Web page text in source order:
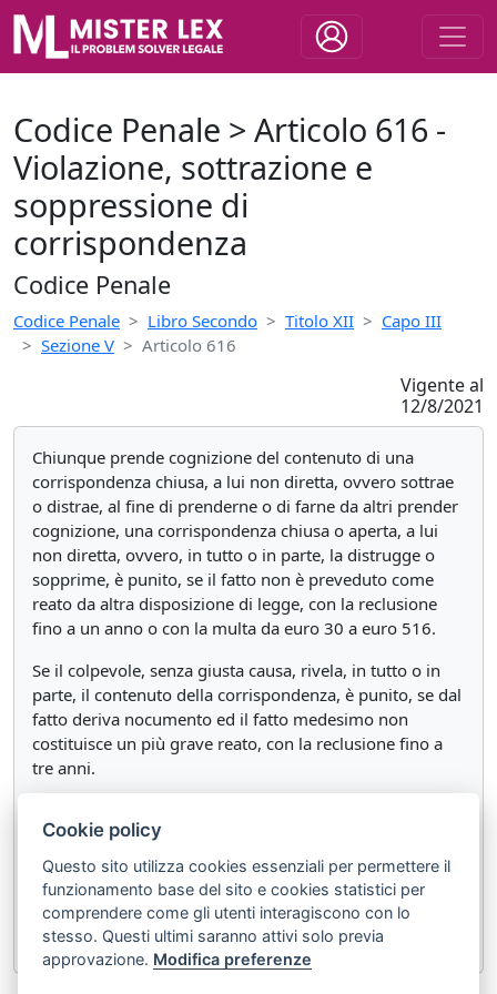
Codice Penale > Articolo 616 -
Violazione, sottrazione e
soppressione di
corrispondenza
Codice Penale
Codice Penale Libro Secondo Titolo XII
Capo III
Sezione V
Articolo 616
Vigente al
12/8/2021
Chiunque prende cognizione del contenuto di una
corrispondenza chiusa, a lui non diretta, ovvero sottrae
o distrae, al fine di prenderne o di farne da altri prender
cognizione, una corrispondenza chiusa o aperta, a lui
non diretta, ovvero, in tutto o in parte, la distrugge o
sopprime, è punito, se il fatto non è preveduto come
reato da altra disposizione di legge, con la reclusione
fino a un anno o con la multa da euro 30 a euro 516.
Se il colpevole, senza giusta causa, rivela, in tutto o in
parte, il contenuto della corrispondenza, è punito, se dal
fatto deriva nocumento ed il fatto medesimo non
costituisce un più grave reato, con la reclusione fino a
tre anni.
"corrispondenza" si intende quella epistolare, telegrafica
o telefonica, informatica o telematica ovvero effettuata
con ogni altra forma di comunicazione a distanza.
Cookie policy
Questo sito utilizza cookies essenziali per permettere il
funzionamento base del sito e cookies statistici per
comprendere come gli utenti interagiscono con lo
stesso. Questi ultimi saranno attivi solo previa
approvazione. Modifica preferenze